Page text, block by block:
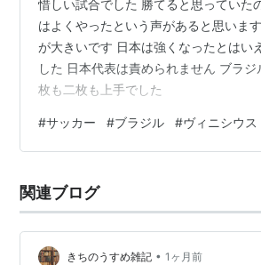
惜しい試合でした 勝てると思っていた
はよくやったという声があると思いま
が大きいです 日本は強くなったとはい
した 日本代表は責められません ブラ
枚も二枚も上手でした
#サッカー #ブラジル #ヴィニシウ
関連ブログ
きちのうすめ雑記 • 1ヶ月前